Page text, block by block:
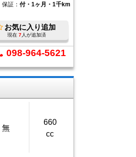
保証： 付・1ヶ月・1千km
お気に入り追加
現在 7人が追加済
098-964-5621
無
660
cc